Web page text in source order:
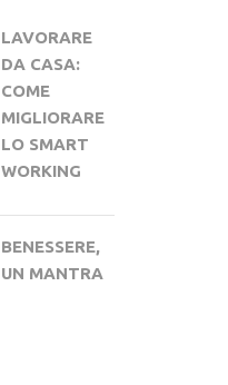
LAVORARE
DA CASA:
COME
MIGLIORARE
LO SMART
WORKING
BENESSERE,
UN MANTRA